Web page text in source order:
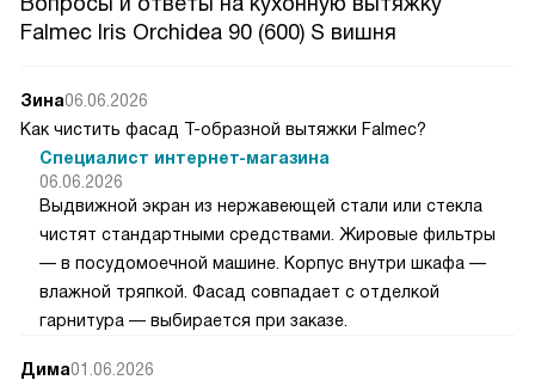
Falmec Iris Orchidea 90 (600) S вишня
Зина06.06.2026
Как чистить фасад Т-образной вытяжки Falmec?
Специалист интернет-магазина
06.06.2026
Выдвижной экран из нержавеющей стали или стекла
чистят стандартными средствами. Жировые фильтры
— в посудомоечной машине. Корпус внутри шкафа —
влажной тряпкой. Фасад совпадает с отделкой
гарнитура — выбирается при заказе.
Дима01.06.2026